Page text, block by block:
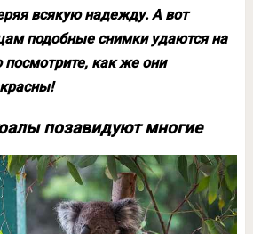
всякую надежду. А вот
подобные снимки удаются на
как же они
позавидуют многие